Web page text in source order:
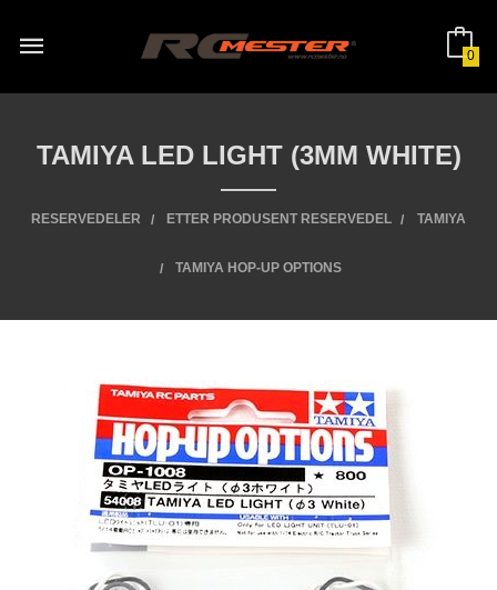
innholdet
0
TAMIYA LED LIGHT (3MM WHITE)
RESERVEDELER ETTER PRODUSENT RESERVEDEL TAMIYA
TAMIYA HOP-UP OPTIONS